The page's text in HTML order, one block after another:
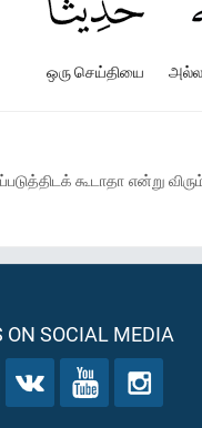
ஒரு செய்தியை
கூடாதா என்று
ON SOCIAL MEDIA